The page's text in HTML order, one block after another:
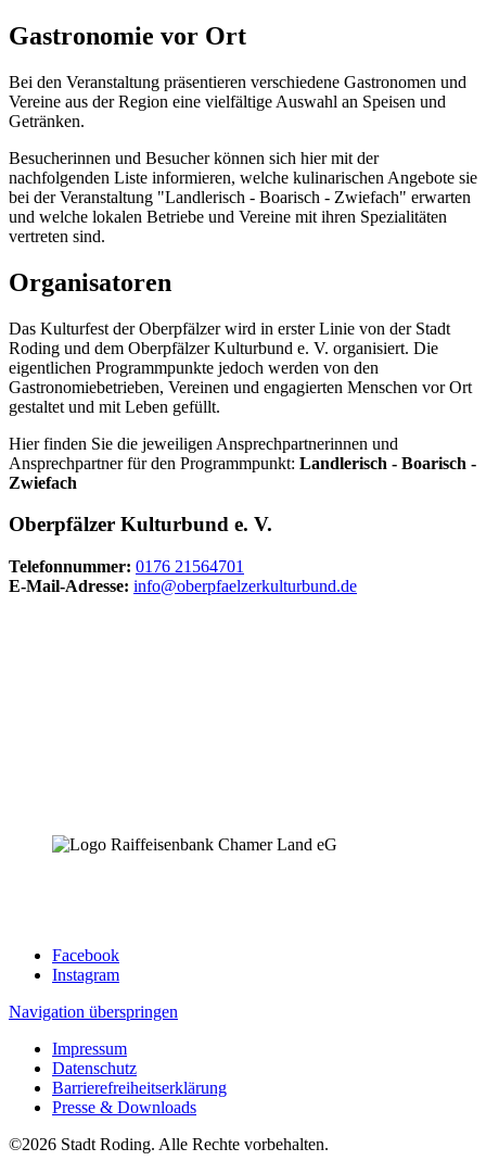
Gastronomie vor Ort
Bei den Veranstaltung präsentieren verschiedene Gastronomen und
Vereine aus der Region eine vielfältige Auswahl an Speisen und
Getränken.
Besucherinnen und Besucher können sich hier mit der
nachfolgenden Liste informieren, welche kulinarischen Angebote sie
bei der Veranstaltung "Landlerisch - Boarisch - Zwiefach" erwarten
und welche lokalen Betriebe und Vereine mit ihren Spezialitäten
vertreten sind.
Organisatoren
Das Kulturfest der Oberpfälzer wird in erster Linie von der Stadt
Roding und dem Oberpfälzer Kulturbund e. V. organisiert. Die
eigentlichen Programmpunkte jedoch werden von den
Gastronomiebetrieben, Vereinen und engagierten Menschen vor Ort
gestaltet und mit Leben gefüllt.
Hier finden Sie die jeweiligen Ansprechpartnerinnen und
Ansprechpartner für den Programmpunkt: Landlerisch - Boarisch -
Zwiefach
Oberpfälzer Kulturbund e. V.
Telefonnummer: 0176 21564701
E-Mail-Adresse: info@oberpfaelzerkulturbund.de
Facebook
Instagram
Navigation überspringen
Impressum
Datenschutz
Barrierefreiheitserklärung
Presse & Downloads
©2026 Stadt Roding. Alle Rechte vorbehalten.